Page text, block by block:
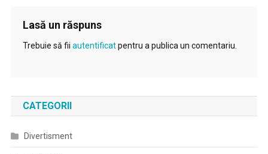
Lasă un răspuns
Trebuie să fii autentificatpentru a publica un comentariu.
CATEGORII
Divertisment